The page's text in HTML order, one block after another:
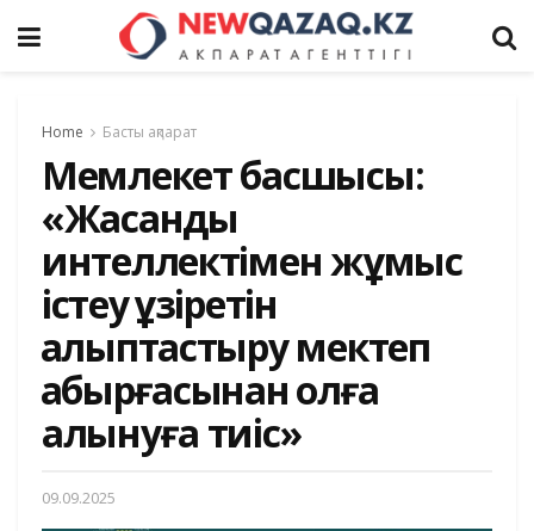
Home Басты ақпарат
Мемлекет басшысы:
«Жасанды
интеллектімен жұмыс
істеу құзіретін
қалыптастыру мектеп
қабырғасынан қолға
алынуға тиіс»
09.09.2025